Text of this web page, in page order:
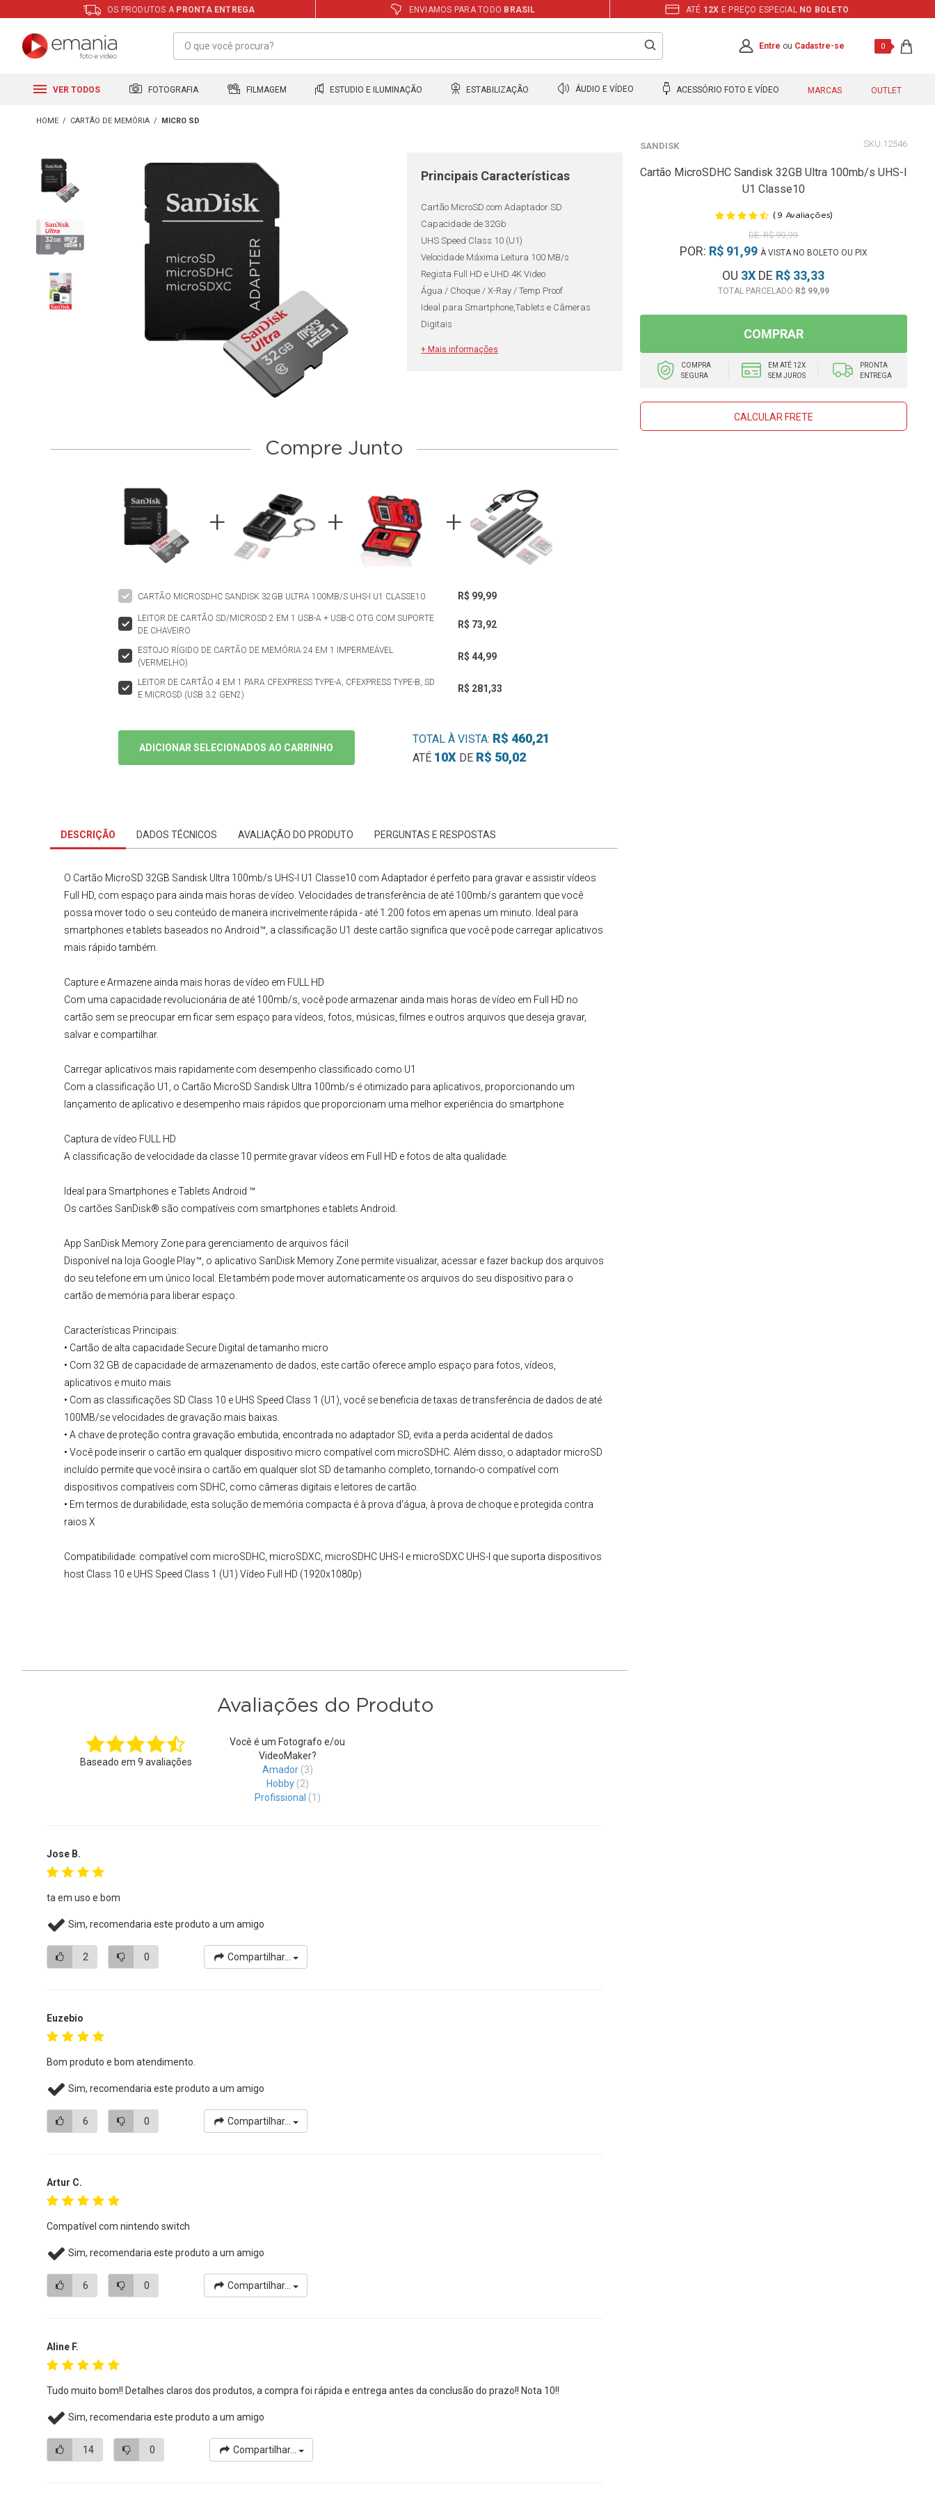
OS PRODUTOS A PRONTA ENTREGA ENVIAMOS PARA TODO BRASIL ATÉ 12X E PREÇO ESPECIAL NO BOLETO
Entre ou Cadastre-se 0
VER TODOS FOTOGRAFIA FILMAGEM ESTUDIO E ILUMINAÇÃO ESTABILIZAÇÃO ÁUDIO E VÍDEO ACESSÓRIO FOTO E VÍDEO MARCAS OUTLET
CARTÃO DE MEMÓRIA MICRO SD
Principais Características
Cartão MicroSD com Adaptador SD
Capacidade de 32Gb
UHS Speed Class 10 (U1)
Velocidade Máxima Leitura 100 MB/s
Regista Full HD e UHD 4K Video
Água / Choque / X-Ray / Temp Proof
Ideal para Smartphone,Tablets e Câmeras
Digitais
+ Mais informações
SANDISK 12546
Cartão MicroSDHC Sandisk 32GB Ultra 100mb/s UHS-I
U1 Classe10
( 9 Avaliações)
R$ 99,99
POR: R$ 91,99 À VISTA NO BOLETO OU PIX
OU 3X DE R$ 33,33
R$ 99,99
COMPRAR
COMPRA
SEGURA
EM ATÉ 12X
SEM JUROS
PRONTA
ENTREGA
CALCULAR FRETE
Compre Junto
CARTÃO MICROSDHC SANDISK 32GB ULTRA 100MB/S UHS-I U1 CLASSE10 R$ 99,99
LEITOR DE CARTÃO SD/MICROSD 2 EM 1 USB-A + USB-C OTG COM SUPORTE
DE CHAVEIRO
R$ 73,92
ESTOJO RÍGIDO DE CARTÃO DE MEMÓRIA 24 EM 1 IMPERMEÁVEL
(VERMELHO)
R$ 44,99
LEITOR DE CARTÃO 4 EM 1 PARA CFEXPRESS TYPE-A, CFEXPRESS TYPE-B, SD
E MICROSD (USB 3.2 GEN2)
R$ 281,33
ADICIONAR SELECIONADOS AO CARRINHO
TOTAL À VISTA: R$ 460,21
ATÉ 10X DE R$ 50,02
DESCRIÇÃO DADOS TÉCNICOS AVALIAÇÃO DO PRODUTO PERGUNTAS E RESPOSTAS
O Cartão MicroSD 32GB Sandisk Ultra 100mb/s UHS-I U1 Classe10 com Adaptador é perfeito para gravar e assistir vídeos
Full HD, com espaço para ainda mais horas de vídeo. Velocidades de transferência de até 100mb/s garantem que você
possa mover todo o seu conteúdo de maneira incrivelmente rápida - até 1.200 fotos em apenas um minuto. Ideal para
smartphones e tablets baseados no Android™, a classificação U1 deste cartão significa que você pode carregar aplicativos
mais rápido também.
Capture e Armazene ainda mais horas de vídeo em FULL HD
Com uma capacidade revolucionária de até 100mb/s, você pode armazenar ainda mais horas de vídeo em Full HD no
cartão sem se preocupar em ficar sem espaço para vídeos, fotos, músicas, filmes e outros arquivos que deseja gravar,
salvar e compartilhar.
Carregar aplicativos mais rapidamente com desempenho classificado como U1
Com a classificação U1 , o Cartão MicroSD Sandisk Ultra 100mb/s é otimizado para aplicativos, proporcionando um
lançamento de aplicativo e desempenho mais rápidos que proporcionam uma melhor experiência do smartphone
Captura de vídeo FULL HD
A classificação de velocidade da classe 10 permite gravar vídeos em Full HD e fotos de alta qualidade.
Ideal para Smartphones e Tablets Android ™
Os cartões SanDisk® são compatíveis com smartphones e tablets Android.
App SanDisk Memory Zone para gerenciamento de arquivos fácil
Disponível na loja Google Play™, o aplicativo SanDisk Memory Zone permite visualizar, acessar e fazer backup dos arquivos
do seu telefone em um único local. Ele também pode mover automaticamente os arquivos do seu dispositivo para o
cartão de memória para liberar espaço.
Características Principais:
• Cartão de alta capacidade Secure Digital de tamanho micro
• Com 32 GB de capacidade de armazenamento de dados, este cartão oferece amplo espaço para fotos, vídeos,
aplicativos e muito mais
• Com as classificações SD Class 10 e UHS Speed Class 1 (U1), você se beneficia de taxas de transferência de dados de até
100MB/se velocidades de gravação mais baixas.
• A chave de proteção contra gravação embutida, encontrada no adaptador SD, evita a perda acidental de dados
• Você pode inserir o cartão em qualquer dispositivo micro compatível com microSDHC. Além disso, o adaptador microSD
incluído permite que você insira o cartão em qualquer slot SD de tamanho completo, tornando-o compatível com
dispositivos compatíveis com SDHC, como câmeras digitais e leitores de cartão.
• Em termos de durabilidade, esta solução de memória compacta é à prova d'água, à prova de choque e protegida contra
raios X
Compatibilidade: compatível com microSDHC, microSDXC, microSDHC UHS-I e microSDXC UHS-I que suporta dispositivos
host Class 10 e UHS Speed Class 1 (U1) Vídeo Full HD (1920x1080p)
Avaliações do Produto
Baseado em 9 avaliações
Você é um Fotografo e/ou
VideoMaker?
Amador (3)
Hobby (2)
Profissional (1)
Jose B.
ta em uso e bom
Sim, recomendaria este produto a um amigo
2 0 Compartilhar...
Euzebio
Bom produto e bom atendimento.
Sim, recomendaria este produto a um amigo
6 0 Compartilhar...
Artur C.
Compatível com nintendo switch
Sim, recomendaria este produto a um amigo
6 0 Compartilhar...
Aline F.
Tudo muito bom!! Detalhes claros dos produtos, a compra foi rápida e entrega antes da conclusão do prazo!! Nota 10!!
Sim, recomendaria este produto a um amigo
14 0 Compartilhar...